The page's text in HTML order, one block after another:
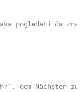
pogledati ča
dem Nächsten